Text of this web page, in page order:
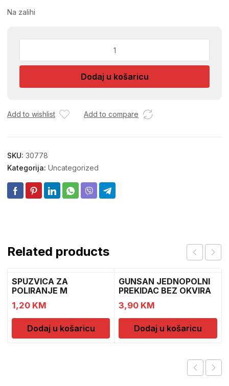
Na zalihi
M5
Dodaj u košaricu
Add to wishlist Add to compare
SKU: 30778
Kategorija: Uncategorized
Related products
SPUZVICA ZA
POLIRANJE M
1,20 KM
Dodaj u košaricu
GUNSAN JEDNOPOLNI
PREKIDAC BEZ OKVIRA
11
3,90 KM
Dodaj u košaricu